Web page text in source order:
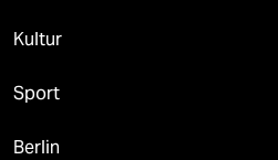
Kultur
Sport
Berlin